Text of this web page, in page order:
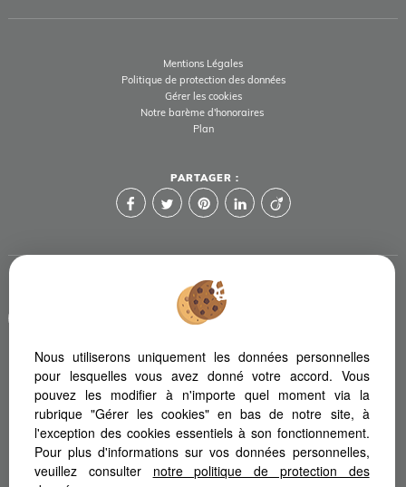
Mentions Légales
Politique de protection des données
Gérer les cookies
Notre barème d'honoraires
Plan
PARTAGER :
Afin de vous offrir un confort de lecture permanent, depuis votre
PC, votre tablette ou votre smartphone, notre site s'adapte
Logiciel de transaction
Création site immobilier
Référencement immobilier
Nous utiliserons uniquement les données personnelles
pour lesquelles vous avez donné votre accord. Vous
pouvez les modifier à n'importe quel moment via la
rubrique "Gérer les cookies" en bas de notre site, à
l'exception des cookies essentiels à son fonctionnement.
Pour plus d'informations sur vos données personnelles,
veuillez consulter notre politique de protection des